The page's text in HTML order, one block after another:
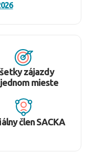
zájazdy
jednom mieste
člen SACKA